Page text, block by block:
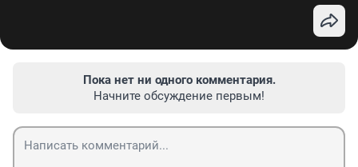
Пока нет ни одного комментария.
Начните обсуждение первым!